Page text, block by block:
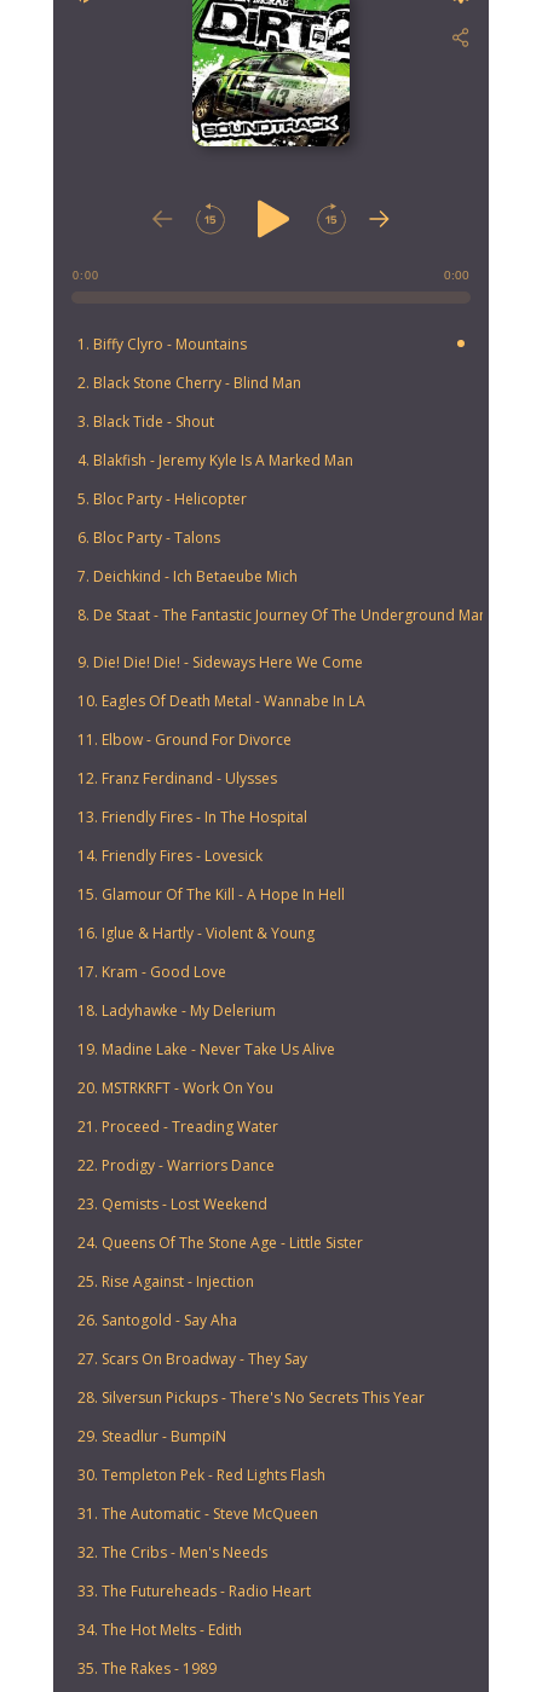
0:00 0:00
1. Biffy Clyro - Mountains
2. Black Stone Cherry - Blind Man
3. Black Tide - Shout
4. Blakfish - Jeremy Kyle Is A Marked Man
5. Bloc Party - Helicopter
6. Bloc Party - Talons
7. Deichkind - Ich Betaeube Mich
8. De Staat - The Fantastic Journey Of The Underground Man
9. Die! Die! Die! - Sideways Here We Come
10. Eagles Of Death Metal - Wannabe In LA
11. Elbow - Ground For Divorce
12. Franz Ferdinand - Ulysses
13. Friendly Fires - In The Hospital
14. Friendly Fires - Lovesick
15. Glamour Of The Kill - A Hope In Hell
16. Iglue & Hartly - Violent & Young
17. Kram - Good Love
18. Ladyhawke - My Delerium
19. Madine Lake - Never Take Us Alive
20. MSTRKRFT - Work On You
21. Proceed - Treading Water
22. Prodigy - Warriors Dance
23. Qemists - Lost Weekend
24. Queens Of The Stone Age - Little Sister
25. Rise Against - Injection
26. Santogold - Say Aha
27. Scars On Broadway - They Say
28. Silversun Pickups - There's No Secrets This Year
29. Steadlur - BumpiN
30. Templeton Pek - Red Lights Flash
31. The Automatic - Steve McQueen
32. The Cribs - Men's Needs
33. The Futureheads - Radio Heart
34. The Hot Melts - Edith
35. The Rakes - 1989